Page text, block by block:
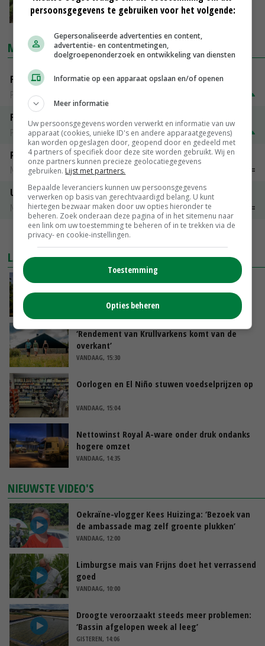
07-06-2018
MARKTPRIJZEN
Fontane
PotatoNL
Fritesgeschikt NL Du Be
PotatoNL
€ 15,00~ € 23,00
Peen
Noteringen
Uien Middenmeer Geel 30-60% grof
Noteringen
€ 0,00~
MEER MARKTPRIJZEN
LAATSTE NIEUWS
Kamervragen over onttrekkingsverbod,
minister spreekt van ‘ondernemersrisico’
VANDAAG, 16:27
‘Rendement van Krullvarkens komt van de
overkant’
VANDAAG, 15:30
Oorlogen en El Niño stuwen voedselprijzen op
VANDAAG, 15:04
Nettowinst Royal A-ware onder druk ondanks
hogere omzet
VANDAAG, 14:35
NIEUWSTE VIDEO'S
Oekraïne-vlogger Kees Huizinga: ‘Bezoek van
de ambassade mag zelf groente plukken’
VANDAAG, 12:00
Limburgse mais van Frijns doet het verrassend
goed
VANDAAG, 10:00
Droogte veroorzaakt steeds meer problemen:
‘Bassin afgelopen week al leeg’
GISTEREN, 14:06
persoonsgegevens te gebruiken voor het volgende:
Gepersonaliseerde advertenties en content,
advertentie- en contentmetingen,
doelgroepenonderzoek en ontwikkeling van diensten
Informatie op een apparaat opslaan en/of openen
Meer informatie
Uw persoonsgegevens worden verwerkt en informatie van uw
apparaat (cookies, unieke ID's en andere apparaatgegevens)
kan worden opgeslagen door, geopend door en gedeeld met
4 partners of specifiek door deze site worden gebruikt. Wij en
onze partners kunnen precieze geolocatiegegevens
gebruiken. Lijst met partners.
Bepaalde leveranciers kunnen uw persoonsgegevens
verwerken op basis van gerechtvaardigd belang. U kunt
hiertegen bezwaar maken door uw opties hieronder te
beheren. Zoek onderaan deze pagina of in het sitemenu naar
een link om uw toestemming te beheren of in te trekken via de
privacy- en cookie-instellingen.
Toestemming
Opties beheren